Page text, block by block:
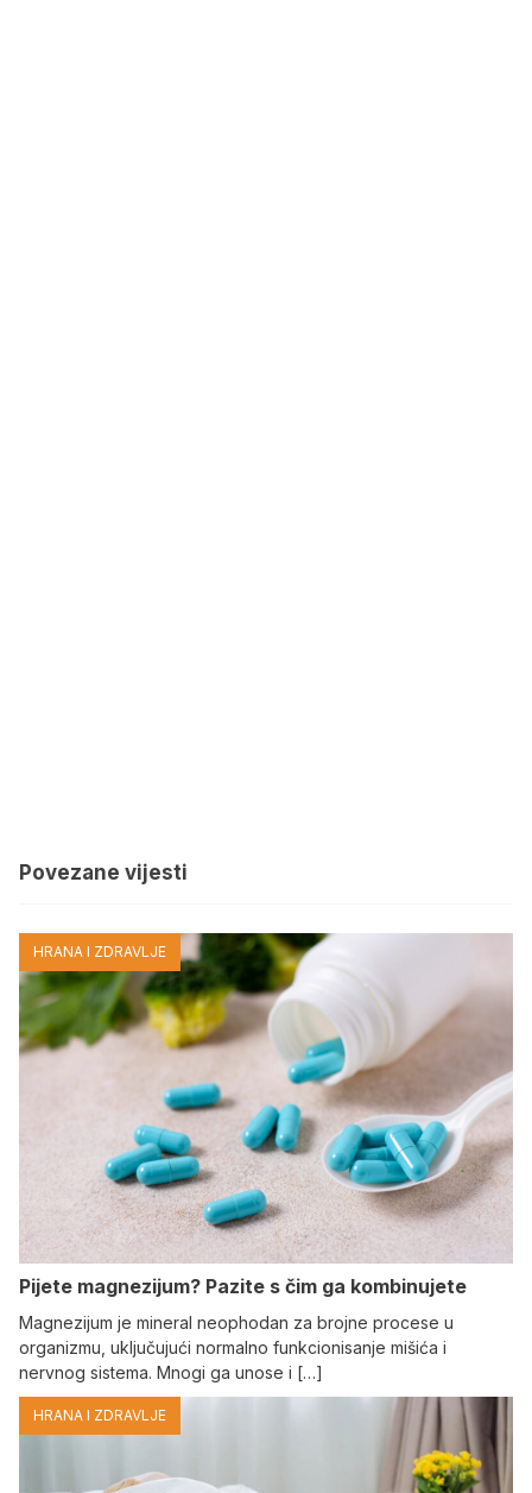
Povezane vijesti
HRANA I ZDRAVLJE
Pijete magnezijum? Pazite s čim ga kombinujete
Magnezijum je mineral neophodan za brojne procese u
organizmu, uključujući normalno funkcionisanje mišića i
nervnog sistema. Mnogi ga unose i […]
HRANA I ZDRAVLJE